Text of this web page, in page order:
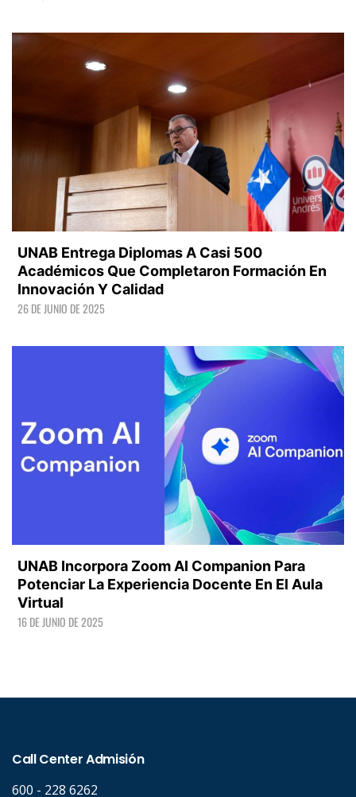
UNAB Entrega Diplomas A Casi 500
Académicos Que Completaron Formación En
Innovación Y Calidad
26 DE JUNIO DE 2025
UNAB Incorpora Zoom AI Companion Para
Potenciar La Experiencia Docente En El Aula
Virtual
16 DE JUNIO DE 2025